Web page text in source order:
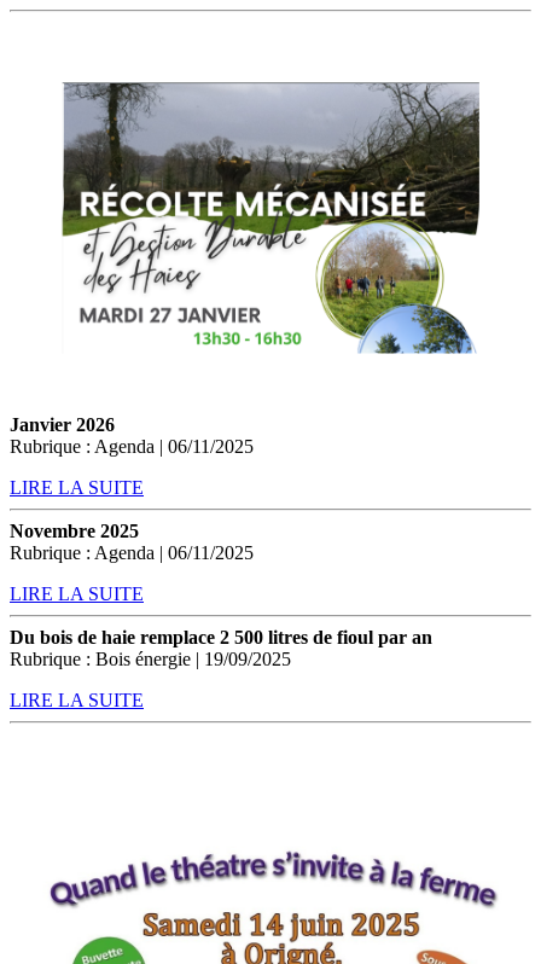
Janvier 2026
Rubrique : Agenda | 06/11/2025
LIRE LA SUITE
Novembre 2025
Rubrique : Agenda | 06/11/2025
LIRE LA SUITE
Du bois de haie remplace 2 500 litres de fioul par an
Rubrique : Bois énergie | 19/09/2025
LIRE LA SUITE